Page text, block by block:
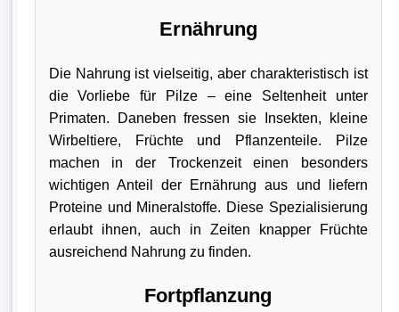
Ernährung
Die Nahrung ist vielseitig, aber charakteristisch ist
die Vorliebe für Pilze – eine Seltenheit unter
Primaten. Daneben fressen sie Insekten, kleine
Wirbeltiere, Früchte und Pflanzenteile. Pilze
machen in der Trockenzeit einen besonders
wichtigen Anteil der Ernährung aus und liefern
Proteine und Mineralstoffe. Diese Spezialisierung
erlaubt ihnen, auch in Zeiten knapper Früchte
ausreichend Nahrung zu finden.
Fortpflanzung